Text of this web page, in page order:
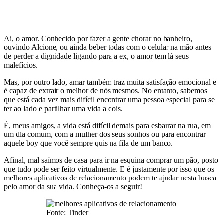
Ai, o amor. Conhecido por fazer a gente chorar no banheiro,
ouvindo Alcione, ou ainda beber todas com o celular na mão antes
de perder a dignidade ligando para a ex, o amor tem lá seus
malefícios.
Mas, por outro lado, amar também traz muita satisfação emocional e
é capaz de extrair o melhor de nós mesmos. No entanto, sabemos
que está cada vez mais difícil encontrar uma pessoa especial para se
ter ao lado e partilhar uma vida a dois.
É, meus amigos, a vida está difícil demais para esbarrar na rua, em
um dia comum, com a mulher dos seus sonhos ou para encontrar
aquele boy que você sempre quis na fila de um banco.
Afinal, mal saímos de casa para ir na esquina comprar um pão, posto
que tudo pode ser feito virtualmente. E é justamente por isso que os
melhores aplicativos de relacionamento podem te ajudar nesta busca
pelo amor da sua vida. Conheça-os a seguir!
Fonte: Tinder